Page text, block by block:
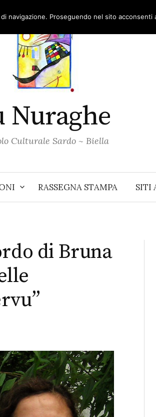
Nuraghe
Culturale Sardo ~ Biella
RASSEGNA STAMPA SITI
di Bruna
navigazione. Proseguendo nel sito acconsenti